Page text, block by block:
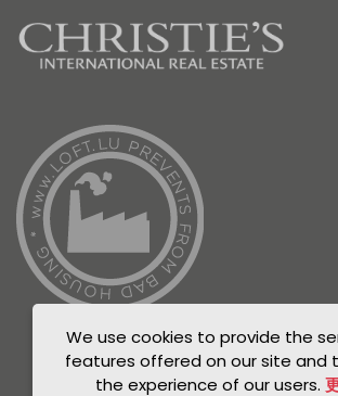
We use cookies to provide the
features offered on our site and
the experience of our users.